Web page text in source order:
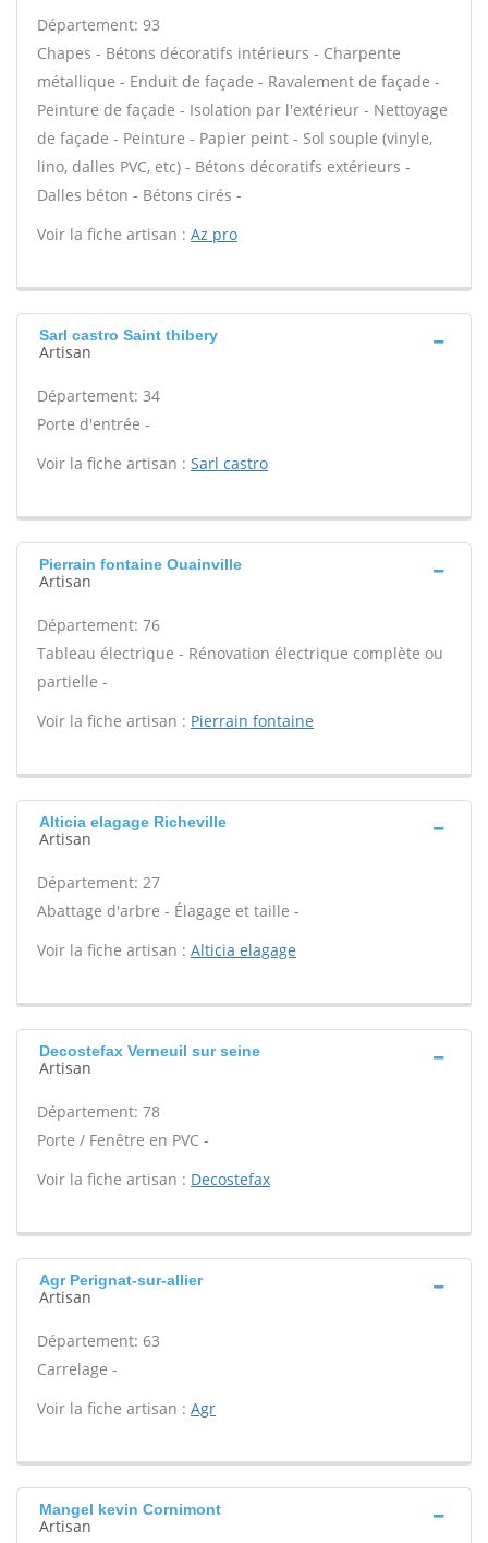
Département: 93
Chapes - Bétons décoratifs intérieurs - Charpente
métallique - Enduit de façade - Ravalement de façade -
Peinture de façade - Isolation par l'extérieur - Nettoyage
de façade - Peinture - Papier peint - Sol souple (vinyle,
lino, dalles PVC, etc) - Bétons décoratifs extérieurs -
Dalles béton - Bétons cirés -
Voir la fiche artisan : Az pro
Sarl castro Saint thibery
Artisan
Département: 34
Porte d'entrée -
Voir la fiche artisan : Sarl castro
Pierrain fontaine Ouainville
Artisan
Département: 76
Tableau électrique - Rénovation électrique complète ou
partielle -
Voir la fiche artisan : Pierrain fontaine
Alticia elagage Richeville
Artisan
Département: 27
Abattage d'arbre - Élagage et taille -
Voir la fiche artisan : Alticia elagage
Decostefax Verneuil sur seine
Artisan
Département: 78
Porte / Fenêtre en PVC -
Voir la fiche artisan : Decostefax
Agr Perignat-sur-allier
Artisan
Département: 63
Carrelage -
Voir la fiche artisan : Agr
Mangel kevin Cornimont
Artisan